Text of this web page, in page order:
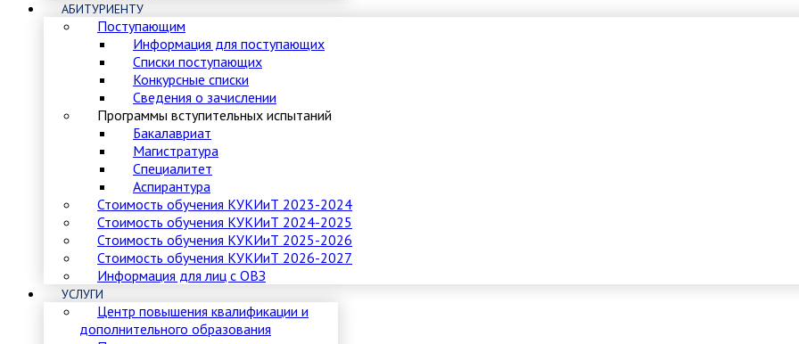
АБИТУРИЕНТУ
Поступающим
Информация для поступающих
Списки поступающих
Конкурсные списки
Сведения о зачислении
Программы вступительных испытаний
Бакалавриат
Магистратура
Специалитет
Аспирантура
Стоимость обучения КУКИиТ 2023-2024
Стоимость обучения КУКИиТ 2024-2025
Стоимость обучения КУКИиТ 2025-2026
Стоимость обучения КУКИиТ 2026-2027
Информация для лиц с ОВЗ
УСЛУГИ
Центр повышения квалификации и
дополнительного образования